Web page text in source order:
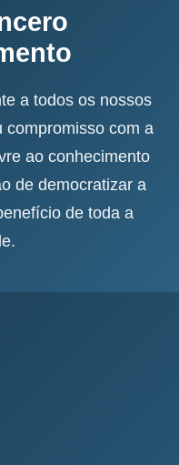
a todos os nossos
compromisso com a
ao conhecimento
de democratizar a
de toda a